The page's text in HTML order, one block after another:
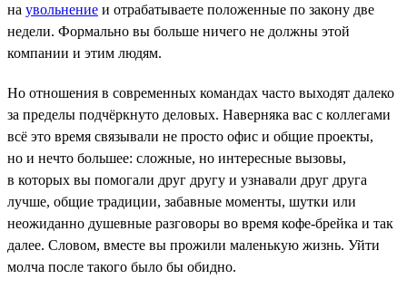
на увольнение и отрабатываете положенные по закону две
недели. Формально вы больше ничего не должны этой
компании и этим людям.
Но отношения в современных командах часто выходят далеко
за пределы подчёркнуто деловых. Наверняка вас с коллегами
всё это время связывали не просто офис и общие проекты,
но и нечто большее: сложные, но интересные вызовы,
в которых вы помогали друг другу и узнавали друг друга
лучше, общие традиции, забавные моменты, шутки или
неожиданно душевные разговоры во время кофе-брейка и так
далее. Словом, вместе вы прожили маленькую жизнь. Уйти
молча после такого было бы обидно.